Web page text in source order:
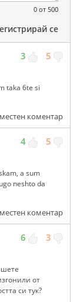
0 от 500
се
3 5
taka 6te si
коментар
4 5
a sum
neshto da
коментар
6 3
от
си тук?